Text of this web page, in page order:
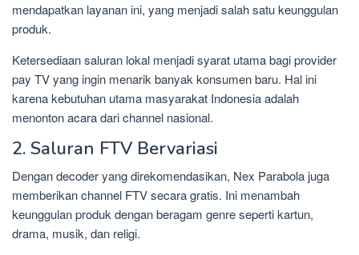
mendapatkan layanan ini, yang menjadi salah satu keunggulan
produk.
Ketersediaan saluran lokal menjadi syarat utama bagi provider
pay TV yang ingin menarik banyak konsumen baru. Hal ini
karena kebutuhan utama masyarakat Indonesia adalah
menonton acara dari channel nasional.
2. Saluran FTV Bervariasi
Dengan decoder yang direkomendasikan, Nex Parabola juga
memberikan channel FTV secara gratis. Ini menambah
keunggulan produk dengan beragam genre seperti kartun,
drama, musik, dan religi.